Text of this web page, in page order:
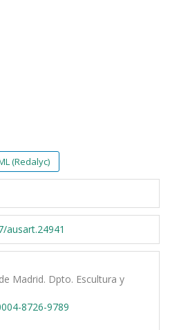
(Redalyc)
ausart.24941
Madrid. Dpto. Escultura y
8726-9789